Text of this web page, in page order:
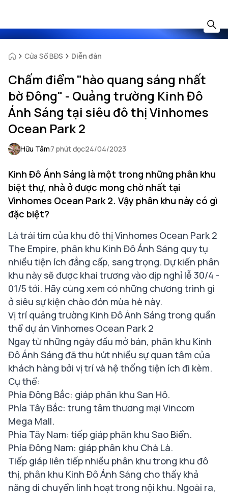
Cửa Sổ BĐS Diễn đàn
Chấm điểm "hào quang sáng nhất
bờ Đông" - Quảng trường Kinh Đô
Ánh Sáng tại siêu đô thị Vinhomes
Ocean Park 2
Hữu Tâm7 phút đọc24/04/2023
Kinh Đô Ánh Sáng là một trong những phân khu
biệt thự, nhà ở được mong chờ nhất tại
Vinhomes Ocean Park 2. Vậy phân khu này có gì
đặc biệt?
Là trái tim của khu đô thị Vinhomes Ocean Park 2
The Empire, phân khu Kinh Đô Ánh Sáng quy tụ
nhiều tiện ích đẳng cấp, sang trọng. Dự kiến phân
khu này sẽ được khai trương vào dịp nghỉ lễ 30/4 -
01/5 tới. Hãy cùng xem có những chương trình gì
ở siêu sự kiện chào đón mùa hè này.
Vị trí quảng trường Kinh Đô Ánh Sáng trong quần
thể dự án Vinhomes Ocean Park 2
Ngay từ những ngày đầu mở bán, phân khu Kinh
Đô Ánh Sáng đã thu hút nhiều sự quan tâm của
khách hàng bởi vị trí và hệ thống tiện ích đi kèm.
Cụ thể:
Phía Đông Bắc: giáp phân khu San Hô.
Phía Tây Bắc: trung tâm thương mại Vincom
Mega Mall.
Phía Tây Nam: tiếp giáp phân khu Sao Biển.
Phía Đông Nam: giáp phân khu Chà Là.
Tiếp giáp liên tiếp nhiều phân khu trong khu đô
thị, phân khu Kinh Đô Ánh Sáng cho thấy khả
năng di chuyển linh hoạt trong nội khu. Ngoài ra,